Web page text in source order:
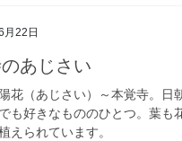
月22日
あじさい
花（あじさい）～本覚寺。日
も好きなもののひとつ。葉
えられています。